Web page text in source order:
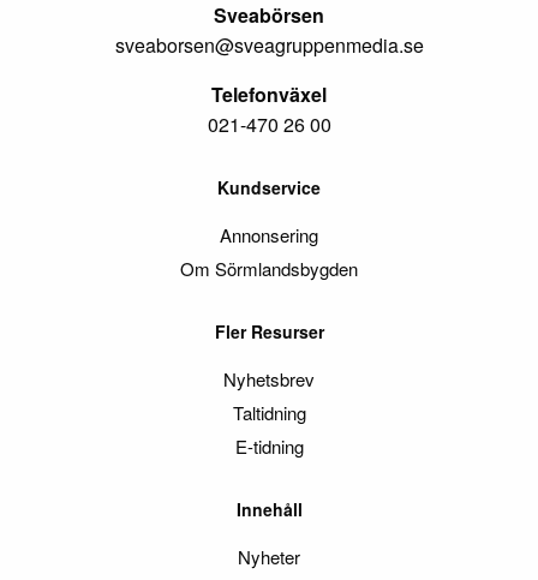
Sveabörsen
sveaborsen@sveagruppenmedia.se
Telefonväxel
021-470 26 00
Kundservice
Annonsering
Om Sörmlandsbygden
Fler Resurser
Nyhetsbrev
Taltidning
E-tidning
Innehåll
Nyheter